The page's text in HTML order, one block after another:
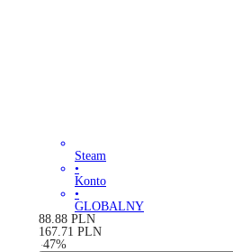
Steam
•
Konto
•
GLOBALNY
88.88 PLN
167.71 PLN
-47%